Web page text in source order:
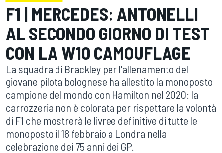
F1 | MERCEDES: ANTONELLI
AL SECONDO GIORNO DI TEST
CON LA W10 CAMOUFLAGE
La squadra di Brackley per l'allenamento del
giovane pilota bolognese ha allestito la monoposto
campione del mondo con Hamilton nel 2020: la
carrozzeria non è colorata per rispettare la volontà
di F1 che mostrerà le livree definitive di tutte le
monoposto il 18 febbraio a Londra nella
celebrazione dei 75 anni dei GP.